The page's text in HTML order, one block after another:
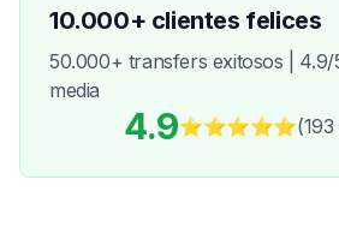
10.000+ clientes felices
50.000+ transfers exitosos |
media
4.9⭐⭐⭐⭐⭐(193